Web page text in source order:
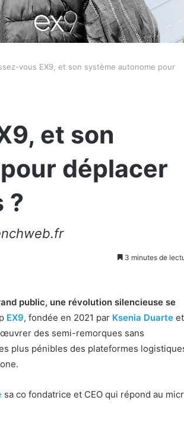
vous EX9, et son système autonome pour
et son
déplacer
?
3 minutes de
public, une révolution silencieuse se
EX9, fondée en 2021 par Ksenia Duarte et
des semi-remorques sans
plus pénibles des plateformes
sa co fondatrice et CEO qui répond au